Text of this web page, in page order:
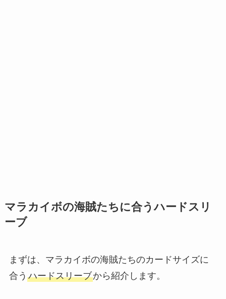
マラカイボの海賊たちに合うハードスリ
ーブ
まずは、マラカイボの海賊たちのカードサイズに
合う ハードスリーブから紹介します。